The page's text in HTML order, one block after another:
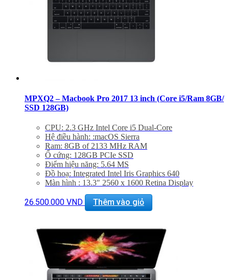
MPXQ2 – Macbook Pro 2017 13 inch (Core i5/Ram 8GB/
SSD 128GB)
CPU: 2.3 GHz Intel Core i5 Dual-Core
Hệ điều hành: :macOS Sierra
Ram: 8GB of 2133 MHz RAM
Ổ cứng: 128GB PCIe SSD
Điểm hiệu năng: 5.64 MS
Đồ hoạ: Integrated Intel Iris Graphics 640
Màn hình : 13.3″ 2560 x 1600 Retina Display
Thiết bị nghe nhìn: 720p FaceTime HD Camera &
Dual Mics, 3.5mm Headphones Jack | Stereo Speakers
Bluetooth: Bluetooth 4.2
BẢO HÀNH 1 NĂM.
26.500.000 VND Thêm vào giỏ